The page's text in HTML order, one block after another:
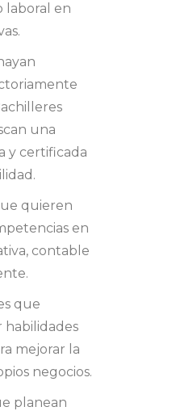
laboral en
una
y certificada
quieren
en
contable
que
habilidades
mejorar la
negocios.
planean